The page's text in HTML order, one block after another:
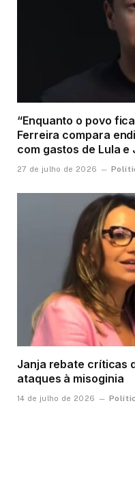
“Enquanto o povo
Ferreira compara
com gastos de Lula e
27 de julho de 2026
Janja rebate críticas
ataques à misoginia
14 de julho de 2026